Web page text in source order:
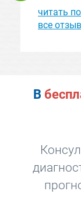
лечения
читать
все
В